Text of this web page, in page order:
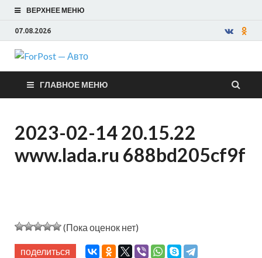
ВЕРХНЕЕ МЕНЮ
07.08.2026
ForPost —
Авто
ГЛАВНОЕ МЕНЮ
2023-02-14 20.15.22
www.lada.ru 688bd205cf9f
(Пока оценок нет)
поделиться